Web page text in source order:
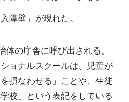
障壁」が現れた。
の庁舎に呼び出される。
ョナルスクールは、児童が
損なわせる」ことや、生徒
校」という表記をしている